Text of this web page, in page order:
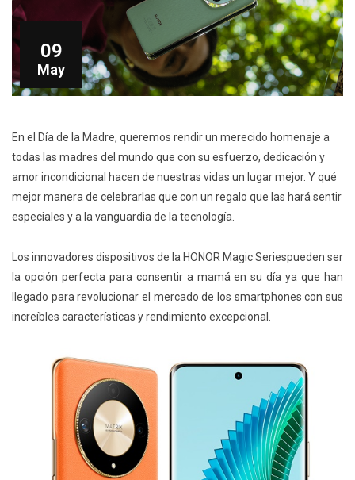
09
May
En el Día de la Madre, queremos rendir un merecido homenaje a
todas las madres del mundo que con su esfuerzo, dedicación y
amor incondicional hacen de nuestras vidas un lugar mejor. Y qué
mejor manera de celebrarlas que con un regalo que las hará sentir
especiales y a la vanguardia de la tecnología.
Los innovadores dispositivos de la HONOR Magic Seriespueden ser
la opción perfecta para consentir a mamá en su día ya que han
llegado para revolucionar el mercado de los smartphones con sus
increíbles características y rendimiento excepcional.